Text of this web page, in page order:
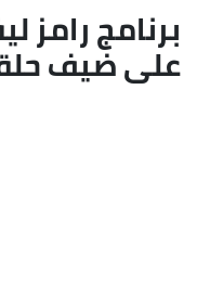
برنامج
على ضيف